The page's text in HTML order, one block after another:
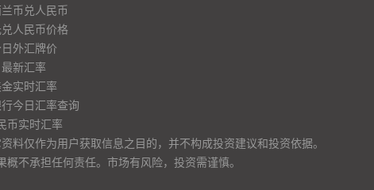
币兑人民币
人民币价格
外汇牌价
最新汇率
实时汇率
今日汇率查询
币实时汇率
料仅作为用户获取信息之目的，并不构成投资建议和投资依据。
不承担任何责任。市场有风险，投资需谨慎。